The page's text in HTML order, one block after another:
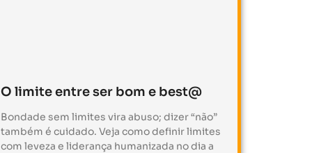
O limite entre ser bom e best@
Bondade sem limites vira abuso; dizer “não”
também é cuidado. Veja como definir limites
com leveza e liderança humanizada no dia a